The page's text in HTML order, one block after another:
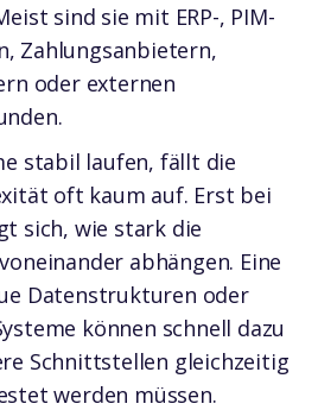
sind sie mit ERP-, PIM-
Zahlungsanbietern,
oder externen
stabil laufen, fällt die
oft kaum auf. Erst bei
sich, wie stark die
abhängen. Eine
Datenstrukturen oder
können schnell dazu
Schnittstellen gleichzeitig
werden müssen.